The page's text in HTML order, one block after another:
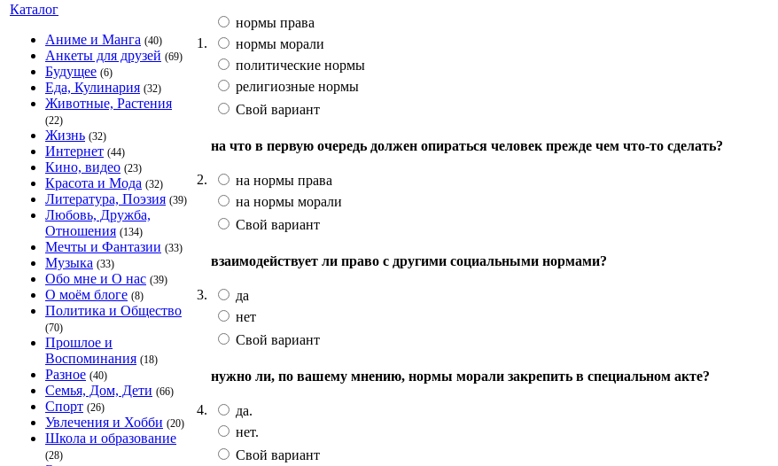
Каталог
Аниме и Манга (40)
Анкеты для друзей (69)
Будущее (6)
Еда, Кулинария (32)
Животные, Растения
(22)
Жизнь (32)
Интернет (44)
Кино, видео (23)
Красота и Мода (32)
Литература, Поэзия (39)
Любовь, Дружба,
Отношения (134)
Мечты и Фантазии (33)
Музыка (33)
Обо мне и О нас (39)
О моём блоге (8)
Политика и Общество
(70)
Прошлое и
Воспоминания (18)
Разное (40)
Семья, Дом, Дети (66)
Спорт (26)
Увлечения и Хобби (20)
Школа и образование
(28)
1.
нормы права
нормы морали
политические нормы
религиозные нормы
Свой вариант
2.
на что в первую очередь должен опираться человек прежде чем что-то сделать?
на нормы права
на нормы морали
Свой вариант
3.
взаимодействует ли право с другими социальными нормами?
да
нет
Свой вариант
4.
нужно ли, по вашему мнению, нормы морали закрепить в специальном акте?
да.
нет.
Свой вариант